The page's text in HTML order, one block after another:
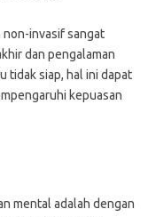
non-invasif sangat
dan pengalaman
tidak siap, hal ini dapat
kepuasan
mental adalah dengan